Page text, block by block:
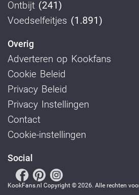
Ontbijt (241)
Voedselfeitjes (1.891)
Overig
Adverteren op Kookfans
Cookie Beleid
Privacy Beleid
Privacy Instellingen
Contact
Cookie-instellingen
Social
KookFans.nl Copyright © 2026. Alle rechten